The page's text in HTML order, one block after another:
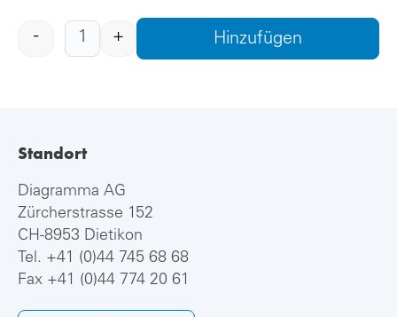
- + Hinzufügen
Standort
Diagramma AG
Zürcherstrasse 152
CH-8953 Dietikon
Tel. +41 (0)44 745 68 68
Fax +41 (0)44 774 20 61